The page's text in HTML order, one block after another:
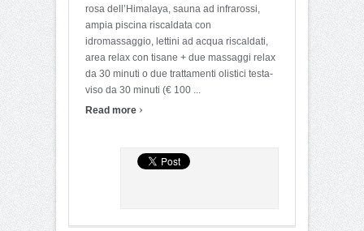
rosa dell’Himalaya, sauna ad infrarossi,
ampia piscina riscaldata con
idromassaggio, lettini ad acqua riscaldati,
area relax con tisane + due massaggi relax
da 30 minuti o due trattamenti olistici testa-
viso da 30 minuti (€ 100 ...
Read more ›